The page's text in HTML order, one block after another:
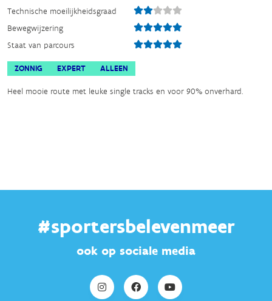
Technische moeilijkheidsgraad
Bewegwijzering
Staat van parcours
ZONNIG EXPERT ALLEEN
Heel mooie route met leuke single tracks en voor 90% onverhard.
#sportersbelevenmeer
ook op sociale media